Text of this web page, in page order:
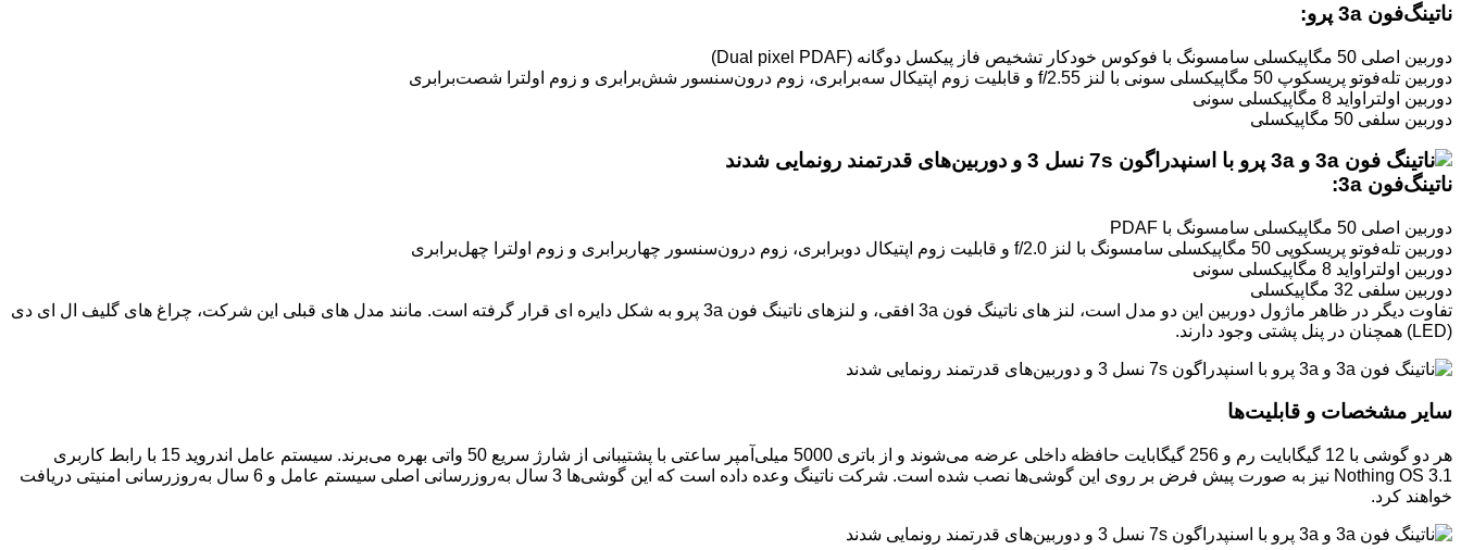
ناتینگ‌فون 3a پرو:
دوربین اصلی 50 مگاپیکسلی سامسونگ با فوکوس خودکار تشخیص فاز پیکسل دوگانه (Dual pixel PDAF)
دوربین تله‌فوتو پریسکوپ 50 مگاپیکسلی سونی با لنز f/2.55 و قابلیت زوم اپتیکال سه‌برابری، زوم درون‌سنسور شش‌برابری و زوم اولترا شصت‌برابری
دوربین اولتراواید 8 مگاپیکسلی سونی
دوربین سلفی 50 مگاپیکسلی
ناتینگ‌فون 3a:
دوربین اصلی 50 مگاپیکسلی سامسونگ با PDAF
دوربین تله‌فوتو پریسکوپی 50 مگاپیکسلی سامسونگ با لنز f/2.0 و قابلیت زوم اپتیکال دوبرابری، زوم درون‌سنسور چهاربرابری و زوم اولترا چهل‌برابری
دوربین اولتراواید 8 مگاپیکسلی سونی
دوربین سلفی 32 مگاپیکسلی
تفاوت دیگر در ظاهر ماژول دوربین این دو مدل است، لنز های ناتینگ فون 3a افقی، و لنزهای ناتینگ فون 3a پرو به شکل دایره ای قرار گرفته است. مانند مدل های قبلی این شرکت، چراغ های گلیف ال ای دی
(LED) همچنان در پنل پشتی وجود دارند.
سایر مشخصات و قابلیت‌ها
هر دو گوشی با 12 گیگابایت رم و 256 گیگابایت حافظه داخلی عرضه می‌شوند و از باتری 5000 میلی‌آمپر ساعتی با پشتیبانی از شارژ سریع 50 واتی بهره می‌برند. سیستم عامل اندروید 15 با رابط کاربری
Nothing OS 3.1 نیز به صورت پیش فرض بر روی این گوشی‌ها نصب شده است. شرکت ناتینگ وعده داده است که این گوشی‌ها 3 سال به‌روزرسانی اصلی سیستم عامل و 6 سال به‌روزرسانی امنیتی دریافت
خواهند کرد.